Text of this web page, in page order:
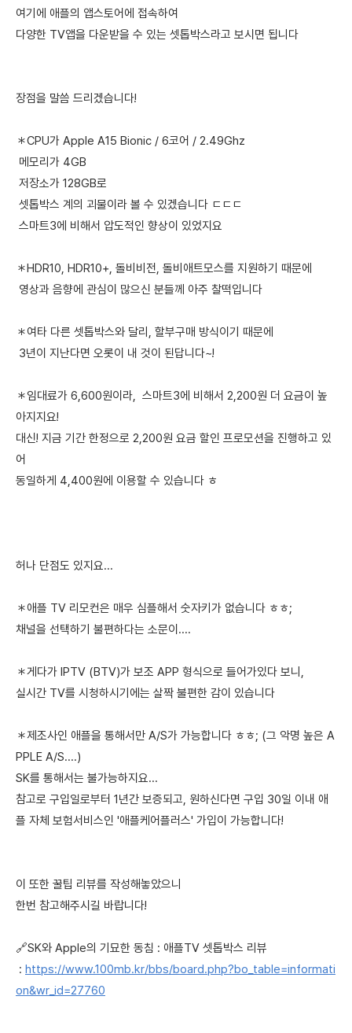
여기에 애플의 앱스토어에 접속하여
다양한 TV앱을 다운받을 수 있는 셋톱박스라고 보시면 됩니다
장점을 말씀 드리겠습니다!
＊CPU가 Apple A15 Bionic / 6코어 / 2.49Ghz
메모리가 4GB
저장소가 128GB로
셋톱박스 계의 괴물이라 볼 수 있겠습니다 ㄷㄷㄷ
스마트3에 비해서 압도적인 향상이 있었지요
＊HDR10, HDR10+, 돌비비전, 돌비애트모스를 지원하기 때문에
영상과 음향에 관심이 많으신 분들께 아주 찰떡입니다
＊여타 다른 셋톱박스와 달리, 할부구매 방식이기 때문에
3년이 지난다면 오롯이 내 것이 된답니다~!
＊임대료가 6,600원이라, 스마트3에 비해서 2,200원 더 요금이 높
아지지요!
대신! 지금 기간 한정으로 2,200원 요금 할인 프로모션을 진행하고 있
어
동일하게 4,400원에 이용할 수 있습니다 ㅎ
허나 단점도 있지요...
＊애플 TV 리모컨은 매우 심플해서 숫자키가 없습니다 ㅎㅎ;
채널을 선택하기 불편하다는 소문이....
＊게다가 IPTV (BTV)가 보조 APP 형식으로 들어가있다 보니,
실시간 TV를 시청하시기에는 살짝 불편한 감이 있습니다
＊제조사인 애플을 통해서만 A/S가 가능합니다 ㅎㅎ; (그 악명 높은 A
PPLE A/S....)
SK를 통해서는 불가능하지요...
참고로 구입일로부터 1년간 보증되고, 원하신다면 구입 30일 이내 애
플 자체 보험서비스인 '애플케어플러스' 가입이 가능합니다!
이 또한 꿀팁 리뷰를 작성해놓았으니
한번 참고해주시길 바랍니다!
🔗SK와 Apple의 기묘한 동침 : 애플TV 셋톱박스 리뷰
: https://www.100mb.kr/bbs/board.php?bo_table=informati
on&wr_id=27760